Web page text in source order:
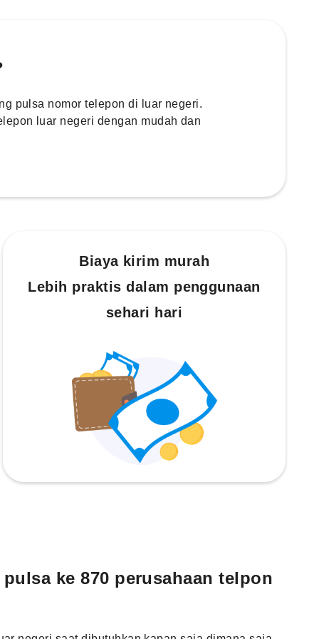
pulsa nomor telepon di luar negeri.
luar negeri dengan mudah dan
Biaya kirim murah
Lebih praktis dalam penggunaan
sehari hari
ke 870 perusahaan telpon